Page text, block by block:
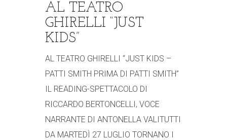
AL TEATRO
GHIRELLI “JUST
KIDS”
AL TEATRO GHIRELLI “JUST KIDS –
PATTI SMITH PRIMA DI PATTI SMITH”
IL READING-SPETTACOLO DI
RICCARDO BERTONCELLI, VOCE
NARRANTE DI ANTONELLA VALITUTTI
DA MARTEDÌ 27 LUGLIO TORNANO I